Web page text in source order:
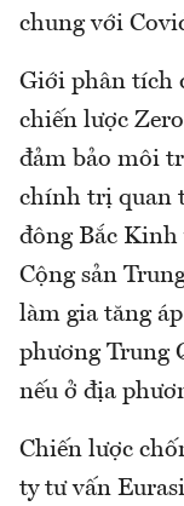
chung với
Giới phân tích
chiến lược
đảm bảo môi
chính trị quan
đông Bắc
Cộng sản
làm gia tăng
phương Trung
nếu ở địa
Chiến lược
ty tư vấn